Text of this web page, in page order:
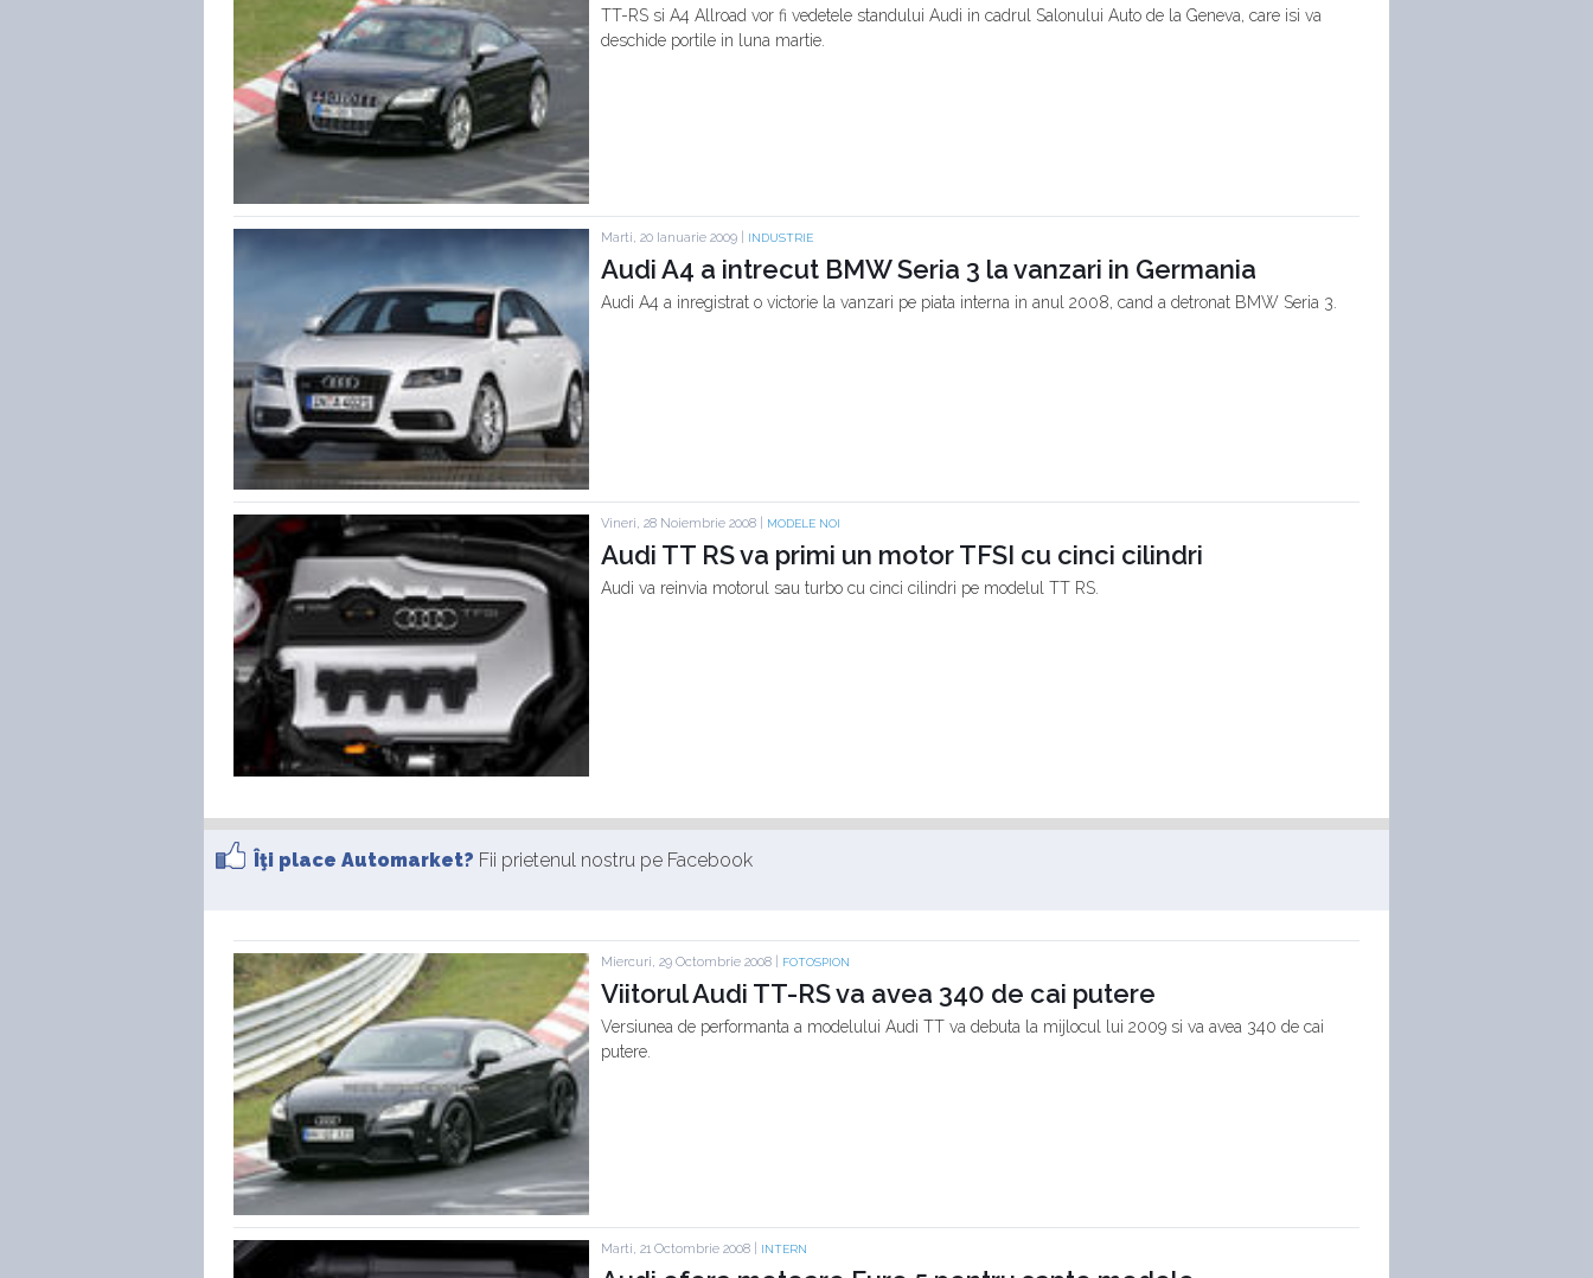
TT-RS si A4 Allroad vor fi vedetele standului Audi in cadrul Salonului Auto de la Geneva, care isi va
deschide portile in luna martie.
Marti, 20 Ianuarie 2009 | INDUSTRIE
Audi A4 a intrecut BMW Seria 3 la vanzari in Germania
Audi A4 a inregistrat o victorie la vanzari pe piata interna in anul 2008, cand a detronat BMW Seria 3.
Vineri, 28 Noiembrie 2008 | MODELE NOI
Audi TT RS va primi un motor TFSI cu cinci cilindri
Audi va reinvia motorul sau turbo cu cinci cilindri pe modelul TT RS.
Îţi place Automarket? Fii prietenul nostru pe Facebook
Miercuri, 29 Octombrie 2008 | FOTOSPION
Viitorul Audi TT-RS va avea 340 de cai putere
Versiunea de performanta a modelului Audi TT va debuta la mijlocul lui 2009 si va avea 340 de cai
putere.
Marti, 21 Octombrie 2008 | INTERN